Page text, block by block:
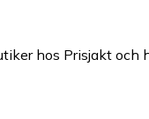
hos Prisjakt och